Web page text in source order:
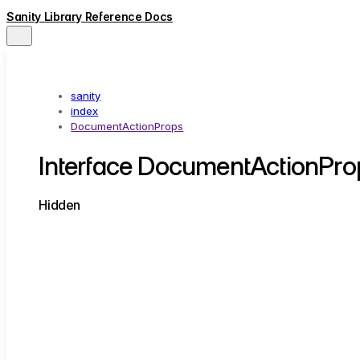
Sanity Library Reference Docs
sanity
index
DocumentActionProps
Interface
Hidden